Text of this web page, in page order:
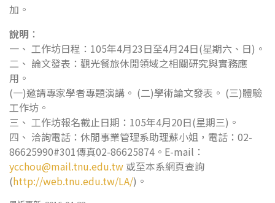
加。
說明 ：
一、 工作坊日程：105年4月23日至4月24日(星期六、日)。
二、 論文發表：觀光餐旅休閒領域之相關研究與實務應
用。
(一)邀請專家學者專題演講。 (二)學術論文發表。 (三)體驗
工作坊。
三、 工作坊報名截止日期：105年4月20日(星期三)。
四、 洽詢電話：休閒事業管理系助理蘇小姐，電話：02-
86625990#301傳真02-86625874。E-mail：
ycchou@mail.tnu.edu.tw 或至本系網頁查詢
(http://web.tnu.edu.tw/LA/)。